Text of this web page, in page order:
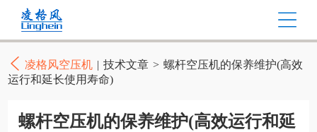
凌格风空压机 | 技术文章 > 螺杆空压机的保养维护(高效
运行和延长使用寿命)
螺杆空压机的保养维护(高效运行和延